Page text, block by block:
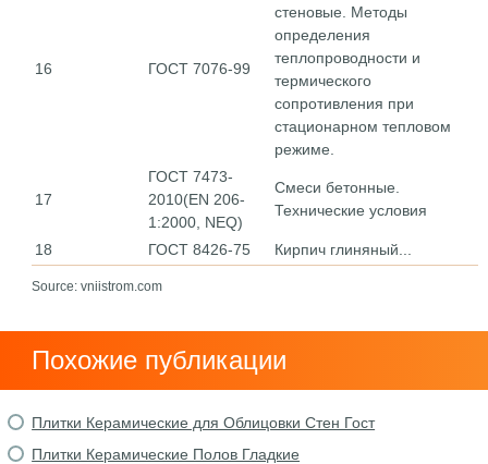
16 ГОСТ 7076-99
стеновые. Методы
определения
теплопроводности и
термического
сопротивления при
стационарном тепловом
режиме.
17
ГОСТ 7473-
2010(EN 206-
1:2000, NEQ)
Смеси бетонные.
Технические условия
18 ГОСТ 8426-75 Кирпич глиняный...
Source: vniistrom.com
Похожие публикации
Плитки Керамические для Облицовки Стен Гост
Плитки Керамические Полов Гладкие